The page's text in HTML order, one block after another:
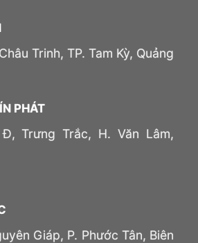
Trinh, TP. Tam Kỳ, Quảng
PHÁT
Trưng Trắc, H. Văn Lâm,
Giáp, P. Phước Tân, Biên